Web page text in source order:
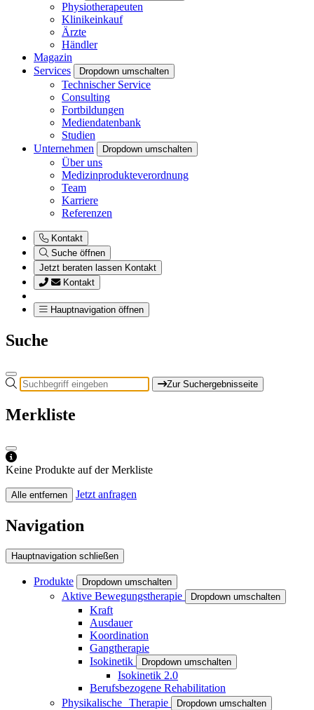
Physiotherapeuten
Klinikeinkauf
Ärzte
Händler
Magazin
Services
Dropdown umschalten
Technischer Service
Consulting
Fortbildungen
Mediendatenbank
Studien
Unternehmen
Dropdown umschalten
Über uns
Medizinprodukteverordnung
Team
Karriere
Referenzen
Kontakt
Suche öffnen
Jetzt beraten lassen Kontakt
Kontakt
Hauptnavigation öffnen
Suche
Zur Suchergebnisseite
Merkliste
Keine Produkte auf der Merkliste
Alle entfernen Jetzt anfragen
Navigation
Hauptnavigation schließen
Produkte Dropdown umschalten
Aktive Bewegungstherapie Dropdown umschalten
Kraft
Ausdauer
Koordination
Gangtherapie
Isokinetik
Dropdown umschalten
Isokinetik 2.0
Berufsbezogene Rehabilitation
Physikalische Therapie
Dropdown umschalten